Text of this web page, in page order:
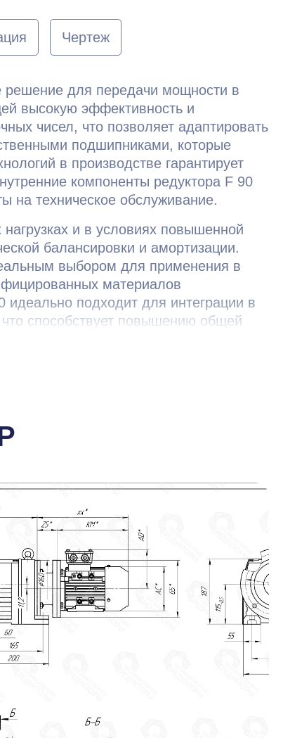
Чертеж
решение для передачи мощности в
высокую эффективность и
чисел, что позволяет адаптировать
подшипниками, которые
в производстве гарантирует
компоненты редуктора F 90
на техническое обслуживание.
и в условиях повышенной
балансировки и амортизации.
выбором для применения в
материалов
идеально подходит для интеграции в
способствует повышению общей